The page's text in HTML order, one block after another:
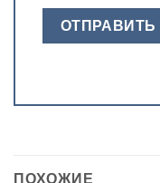
ПОХОЖИЕ